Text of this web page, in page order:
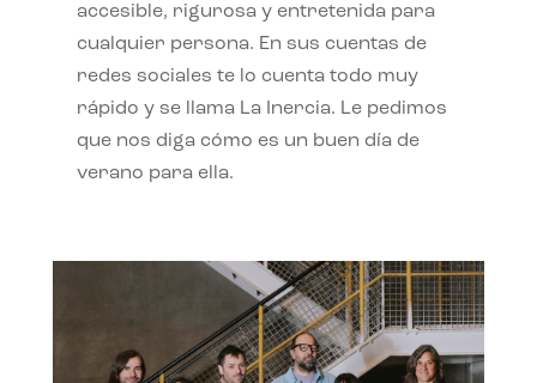
accesible, rigurosa y entretenida para
cualquier persona. En sus cuentas de
redes sociales te lo cuenta todo muy
rápido y se llama La Inercia. Le pedimos
que nos diga cómo es un buen día de
verano para ella.